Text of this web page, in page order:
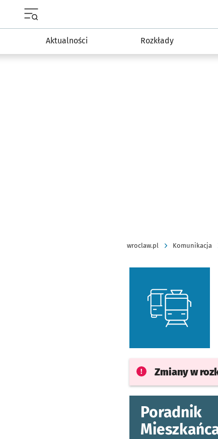
Aktualności Rozkłady
wroclaw.pl Komunikacja
Zmiany w
Poradnik